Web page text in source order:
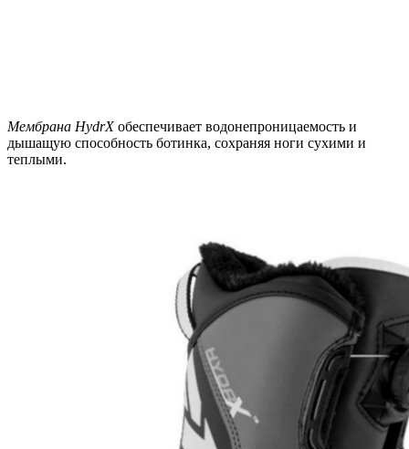
Мембрана HydrXобеспечивает водонепроницаемость и
дышащую способность ботинка, сохраняя ноги сухими и
теплыми.